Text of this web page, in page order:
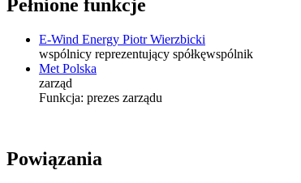
Pełnione funkcje
E-Wind Energy Piotr Wierzbicki
wspólnicy reprezentujący spółkęwspólnik
Met Polska
zarząd
Funkcja: prezes zarządu
Powiązania